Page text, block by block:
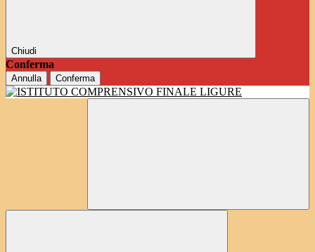
Chiudi
Conferma
Annulla Conferma